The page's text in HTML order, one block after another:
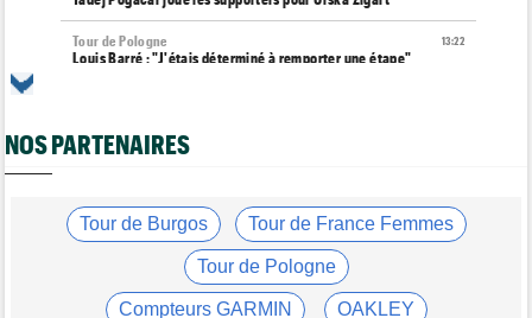
13:22
Tour de Pologne
Louis Barré : "J'étais déterminé à remporter une étape"
Tour de France Femmes
12:54
Tour de France Femmes
Puck Pieterse : "Je ne sais pas à quoi m'attendre"
Tour de France Femmes
Niedermaier : "J’ai dit à Kasia que ce n’est pas fini"
NOS PARTENAIRES
Tour de Burgos Tour de France Femmes
Tour de Pologne
Compteurs GARMIN OAKLEY